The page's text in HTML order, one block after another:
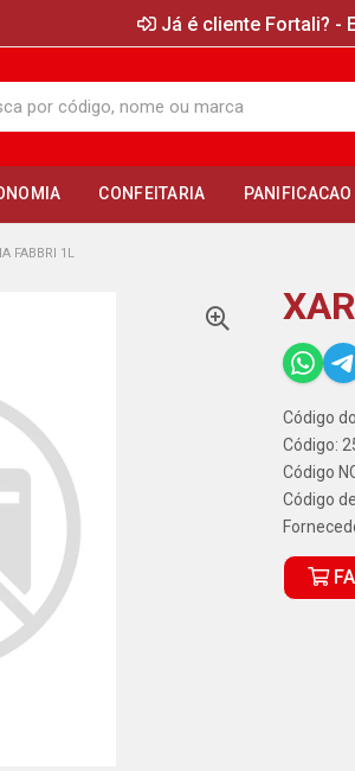
Já é cliente Fortali? -
CONFEITARIA PANIFICACAO
FABBRI 1L
Código
Código:
Código
Código